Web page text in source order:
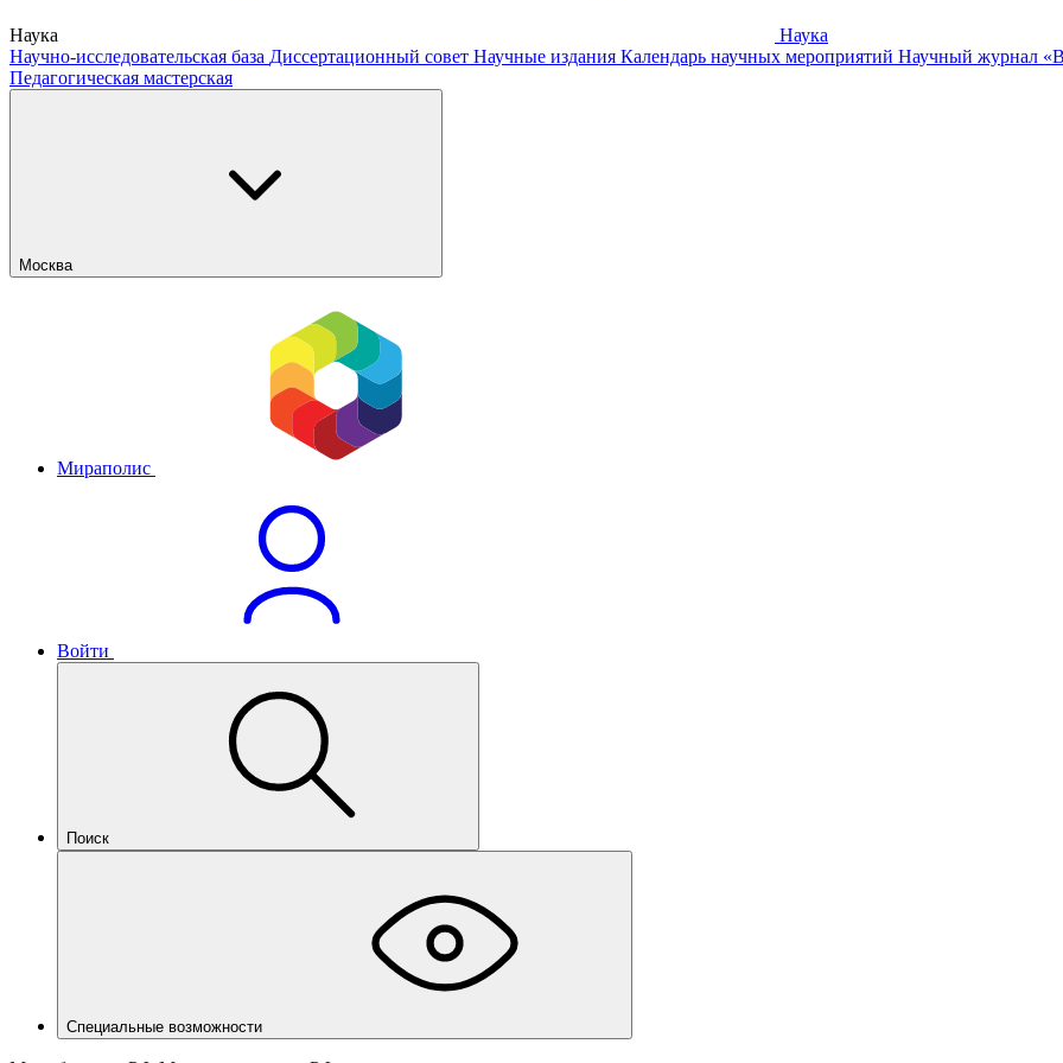
Наука
Наука
Научно-исследовательская база Диссертационный совет Научные издания Календарь научных мероприятий Научный журнал
Педагогическая мастерская
Москва
Мираполис
Войти
Поиск
Специальные возможности